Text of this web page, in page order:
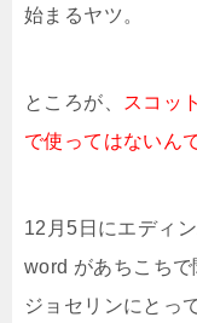
始まるヤツ。
ところが、
スコッ
で使ってはないん
12月5日にエディ
word があちこちで
ジョセリンにとっ